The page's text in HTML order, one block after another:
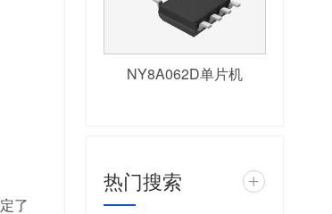
了
NY8A062D单片机
热门搜索 +